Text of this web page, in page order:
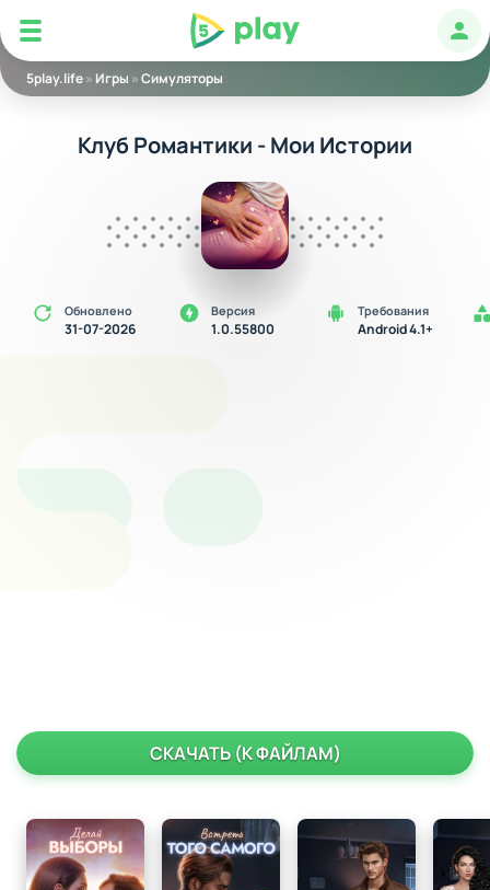
5play
5play.life» Игры »Симуляторы
Клуб Романтики - Мои Истории
Обновлено
31-07-2026
Версия
1.0.55800
Требования
Android 4.1+
СКАЧАТЬ (К ФАЙЛАМ)